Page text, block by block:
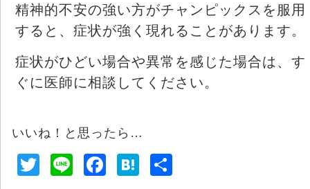
精神的不安の強い方がチャンピックスを服用
すると、症状が強く現れることがあります。
症状がひどい場合や異常を感じた場合は、す
ぐに医師に相談してください。
いいね！と思ったら…
T
Li
H